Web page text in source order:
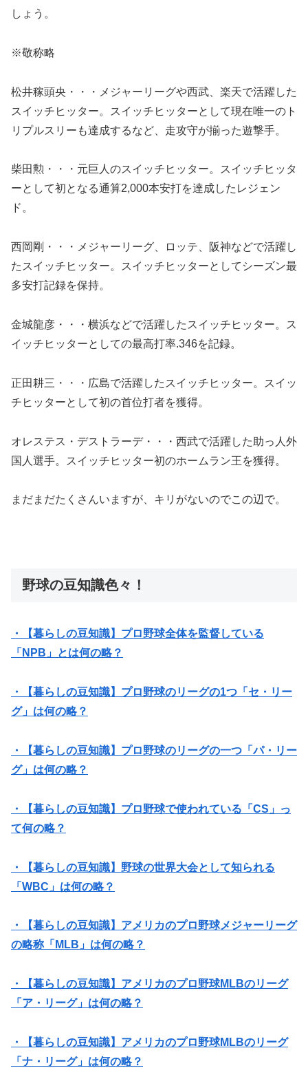
しょう。
※敬称略
松井稼頭央・・・メジャーリーグや西武、楽天で活躍した
スイッチヒッター。スイッチヒッターとして現在唯一のト
リプルスリーも達成するなど、走攻守が揃った遊撃手。
柴田勲・・・元巨人のスイッチヒッター。スイッチヒッタ
ーとして初となる通算2,000本安打を達成したレジェン
ド。
西岡剛・・・メジャーリーグ、ロッテ、阪神などで活躍し
たスイッチヒッター。スイッチヒッターとしてシーズン最
多安打記録を保持。
金城龍彦・・・横浜などで活躍したスイッチヒッター。ス
イッチヒッターとしての最高打率.346を記録。
正田耕三・・・広島で活躍したスイッチヒッター。スイッ
チヒッターとして初の首位打者を獲得。
オレステス・デストラーデ・・・西武で活躍した助っ人外
国人選手。スイッチヒッター初のホームラン王を獲得。
まだまだたくさんいますが、キリがないのでこの辺で。
野球の豆知識色々！
・【暮らしの豆知識】プロ野球全体を監督している
「NPB」とは何の略？
・【暮らしの豆知識】プロ野球のリーグの1つ「セ・リー
グ」は何の略？
・【暮らしの豆知識】プロ野球のリーグの一つ「パ・リー
グ」は何の略？
・【暮らしの豆知識】プロ野球で使われている「CS」っ
て何の略？
・【暮らしの豆知識】野球の世界大会として知られる
「WBC」は何の略？
・【暮らしの豆知識】アメリカのプロ野球メジャーリーグ
の略称「MLB」は何の略？
・【暮らしの豆知識】アメリカのプロ野球MLBのリーグ
「ア・リーグ」は何の略？
・【暮らしの豆知識】アメリカのプロ野球MLBのリーグ
「ナ・リーグ」は何の略？